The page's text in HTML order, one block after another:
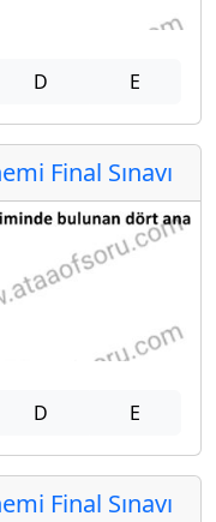
D E
Final Sınavı
D E
Final Sınavı